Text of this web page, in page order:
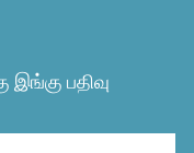
இங்கு பதிவு